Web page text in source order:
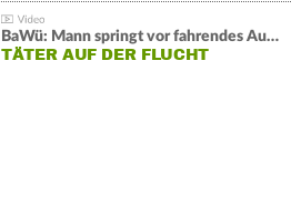
BaWü: Mann springt vor fahrendes Auto und schießt
TÄTER AUF DER FLUCHT